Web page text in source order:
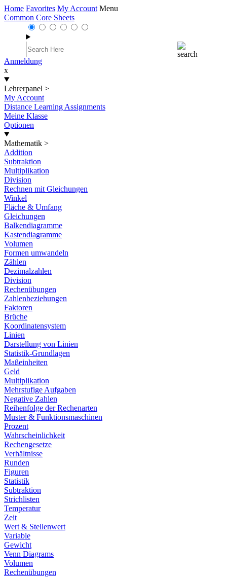
Home Favorites My Account Menu
Common Core Sheets
Anmeldung
x
Lehrerpanel >
My Account
Distance Learning Assignments
Meine Klasse
Optionen
Mathematik >
Addition
Subtraktion
Multiplikation
Division
Rechnen mit Gleichungen
Winkel
Fläche & Umfang
Gleichungen
Balkendiagramme
Kastendiagramme
Volumen
Formen umwandeln
Zählen
Dezimalzahlen
Division
Rechenübungen
Zahlenbeziehungen
Faktoren
Brüche
Koordinatensystem
Linien
Darstellung von Linien
Statistik-Grundlagen
Maßeinheiten
Geld
Multiplikation
Mehrstufige Aufgaben
Negative Zahlen
Reihenfolge der Rechenarten
Muster & Funktionsmaschinen
Prozent
Wahrscheinlichkeit
Rechengesetze
Verhältnisse
Runden
Figuren
Statistik
Subtraktion
Strichlisten
Temperatur
Zeit
Wert & Stellenwert
Variable
Gewicht
Venn Diagrams
Volumen
Rechenübungen